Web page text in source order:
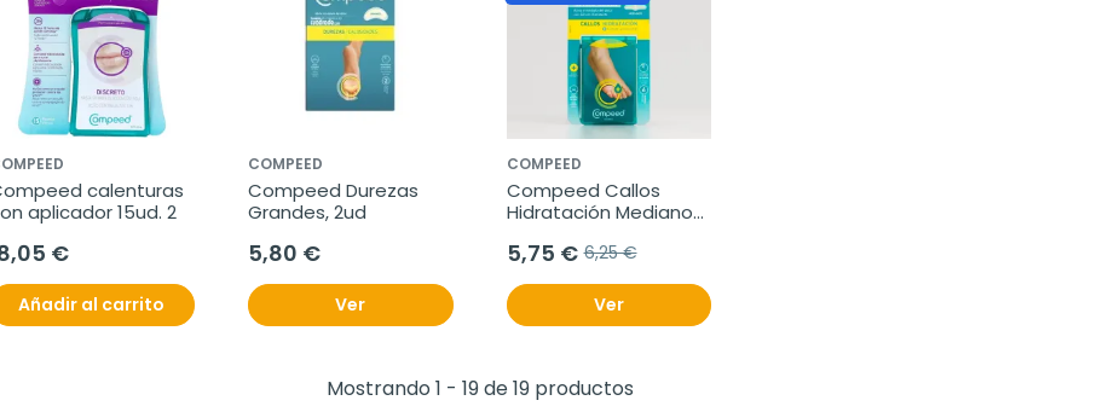
calenturas
aplicador 15ud. 2
€
Añadir al carrito
COMPEED
Compeed Durezas
Grandes, 2ud
5,80 €
Ver
COMPEED
Compeed Callos
Hidratación Medianos,
5,75 € 6,25 €
Ver
Mostrando 1 - 19 de 19 productos